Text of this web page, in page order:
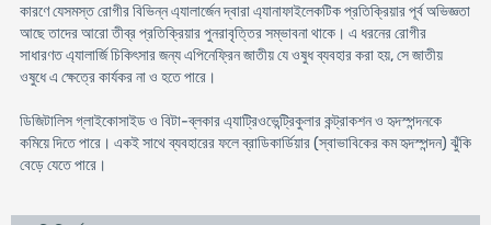
কারণে যেসমস্ত রােগীর বিভিন্ন এ্যালার্জেন দ্বারা এ্যানাফাইলেকটিক প্রতিক্রিয়ার পূর্ব অভিজ্ঞতা
আছে তাদের আরাে তীব্র প্রতিক্রিয়ার পুনরাবৃত্তির সম্ভাবনা থাকে। এ ধরনের রােগীর
সাধারণত এ্যালার্জি চিকিৎসার জন্য এপিনেফ্রিন জাতীয় যে ওষুধ ব্যবহার করা হয়, সে জাতীয়
ওষুধে এ ক্ষেত্রে কার্যকর না ও হতে পারে।
ডিজিটালিস গ্লাইকোসাইড ও বিটা-ব্লকার এ্যাট্রিওভেন্ট্রিকুলার কন্ট্রাকশন ও হৃদস্পন্দনকে
কমিয়ে দিতে পারে। একই সাথে ব্যবহারের ফলে ব্রাডিকার্ডিয়ার (স্বাভাবিকের কম হৃদস্পন্দন) ঝুঁকি
বেড়ে যেতে পারে।